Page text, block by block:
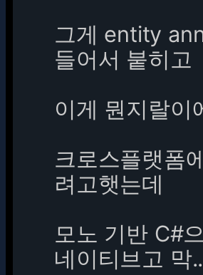
그게 entity
들어서 붙히고
이게 뭔지랄이
크로스플랫폼
려고햇는데
모노 기반 C#
네이티브고 막